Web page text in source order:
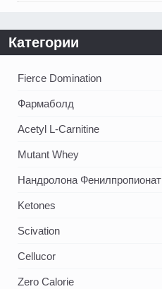
Категории
Fierce Domination
Фармаболд
Acetyl L-Carnitine
Mutant Whey
Нандролона Фенилпропионат
Ketones
Scivation
Cellucor
Zero Calorie